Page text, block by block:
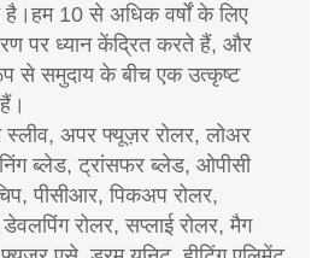
10 से अधिक वर्षों के लिए
पर ध्यान केंद्रित करते हैं, और
से समुदाय के बीच एक उत्कृष्ट
स्लीव, अपर फ्यूज़र रोलर, लोअर
ब्लेड, ट्रांसफर ब्लेड, ओपीसी
पीसीआर, पिकअप रोलर,
रोलर, सप्लाई रोलर, मैग